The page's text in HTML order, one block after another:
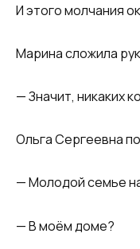
И этого молчания
Марина сложила
— Значит, никаких
Ольга Сергеевна
— Молодой семье
— В моём доме?